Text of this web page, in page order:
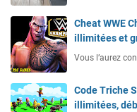
Cheat WWE
illimitées et
Vous l’aurez
Code Triche
illimitées,